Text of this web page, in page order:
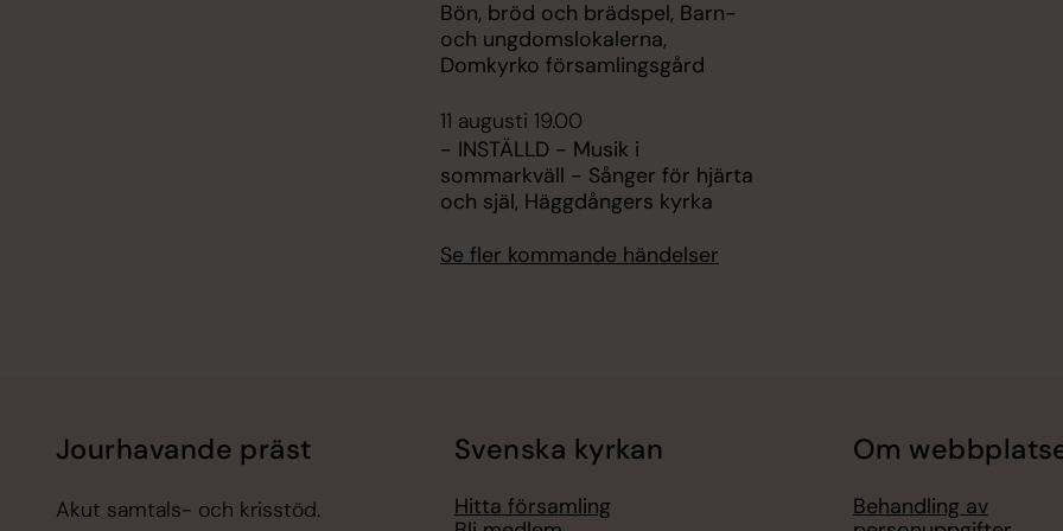
Bön, bröd och brädspel, Barn-
och ungdomslokalerna,
Domkyrko församlingsgård
11 augusti 19.00
- INSTÄLLD - Musik i
sommarkväll - Sånger för hjärta
och själ, Häggdångers kyrka
Se fler kommande händelser
Jourhavande präst
Akut samtals- och krisstöd.
Svenska kyrkan
Hitta församling
Om
Behandling av